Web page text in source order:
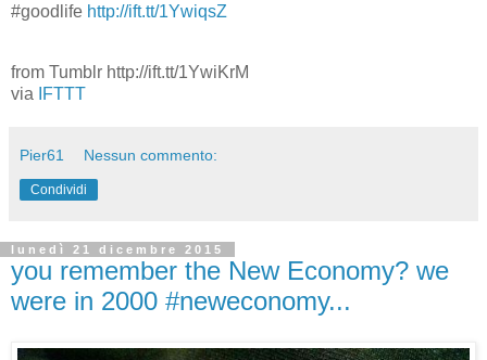
#goodlife http://ift.tt/1YwiqsZ
from Tumblr http://ift.tt/1YwiKrM
via
IFTTT
Pier61 Nessun commento:
Condividi
lunedì 21 dicembre 2015
you remember the New Economy? we
were in 2000 #neweconomy...